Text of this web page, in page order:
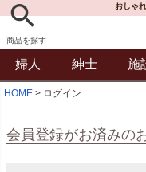
商品を探す
おしゃ
婦人 紳士 施
HOME ログイン
会員登録がお済みの